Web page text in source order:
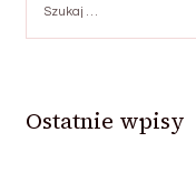
Ostatnie wpisy